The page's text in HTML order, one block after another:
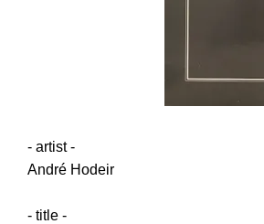
- artist -
André Hodeir
- title -